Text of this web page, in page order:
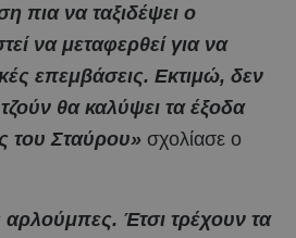
πια να ταξιδέψει ο
να μεταφερθεί για να
επεμβάσεις. Εκτιμώ, δεν
θα καλύψει τα έξοδα
του Σταύρου» σχολίασε ο
Έτσι τρέχουν τα